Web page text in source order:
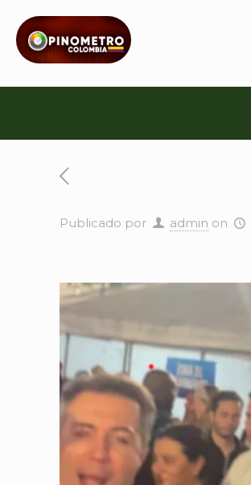
Publicado por admin on